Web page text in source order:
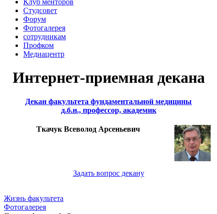
Клуб менторов
Студсовет
Форум
Фотогалерея
сотрудникам
Профком
Медиацентр
Интернет-приемная декана
Декан факультета фундаментальной медицины
д.б.н., профессор, академик
Ткачук Всеволод Арсеньевич
Задать вопрос декану
Жизнь факультета
Фотогалерея